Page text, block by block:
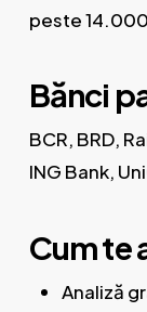
peste 14.000
Bănci
BCR, BRD,
ING Bank,
Cum te
Analiză